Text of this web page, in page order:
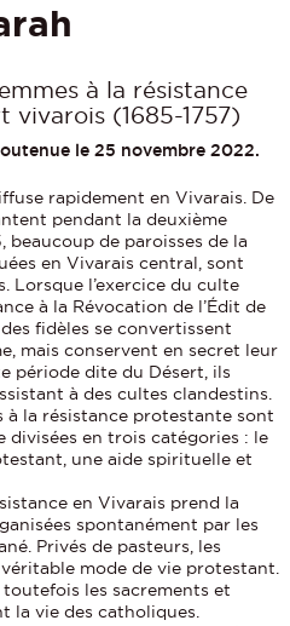
à la résistance
(1685-1757)
le 25 novembre 2022.
rapidement en Vivarais. De
pendant la deuxième
beaucoup de paroisses de la
en Vivarais central, sont
Lorsque l’exercice du culte
à la Révocation de l’Édit de
fidèles se convertissent
mais conservent en secret leur
période dite du Désert, ils
à des cultes clandestins.
à la résistance protestante sont
en trois catégories : le
une aide spirituelle et
en Vivarais prend la
spontanément par les
Privés de pasteurs, les
mode de vie protestant.
les sacrements et
la vie des catholiques.